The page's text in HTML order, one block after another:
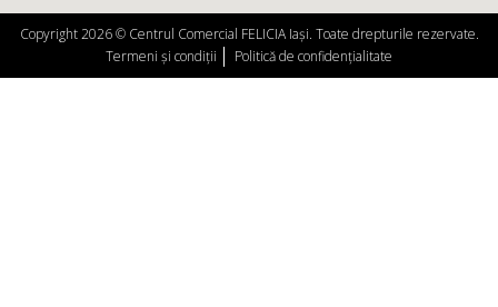
Copyright 2026 © Centrul Comercial FELICIA Iași. Toate drepturile rezervate.
Termeni și condiții
Politică de confidențialitate